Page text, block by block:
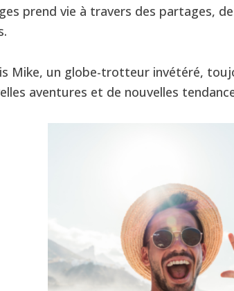
prend vie à travers des partages,
Mike, un globe-trotteur invétéré,
aventures et de nouvelles